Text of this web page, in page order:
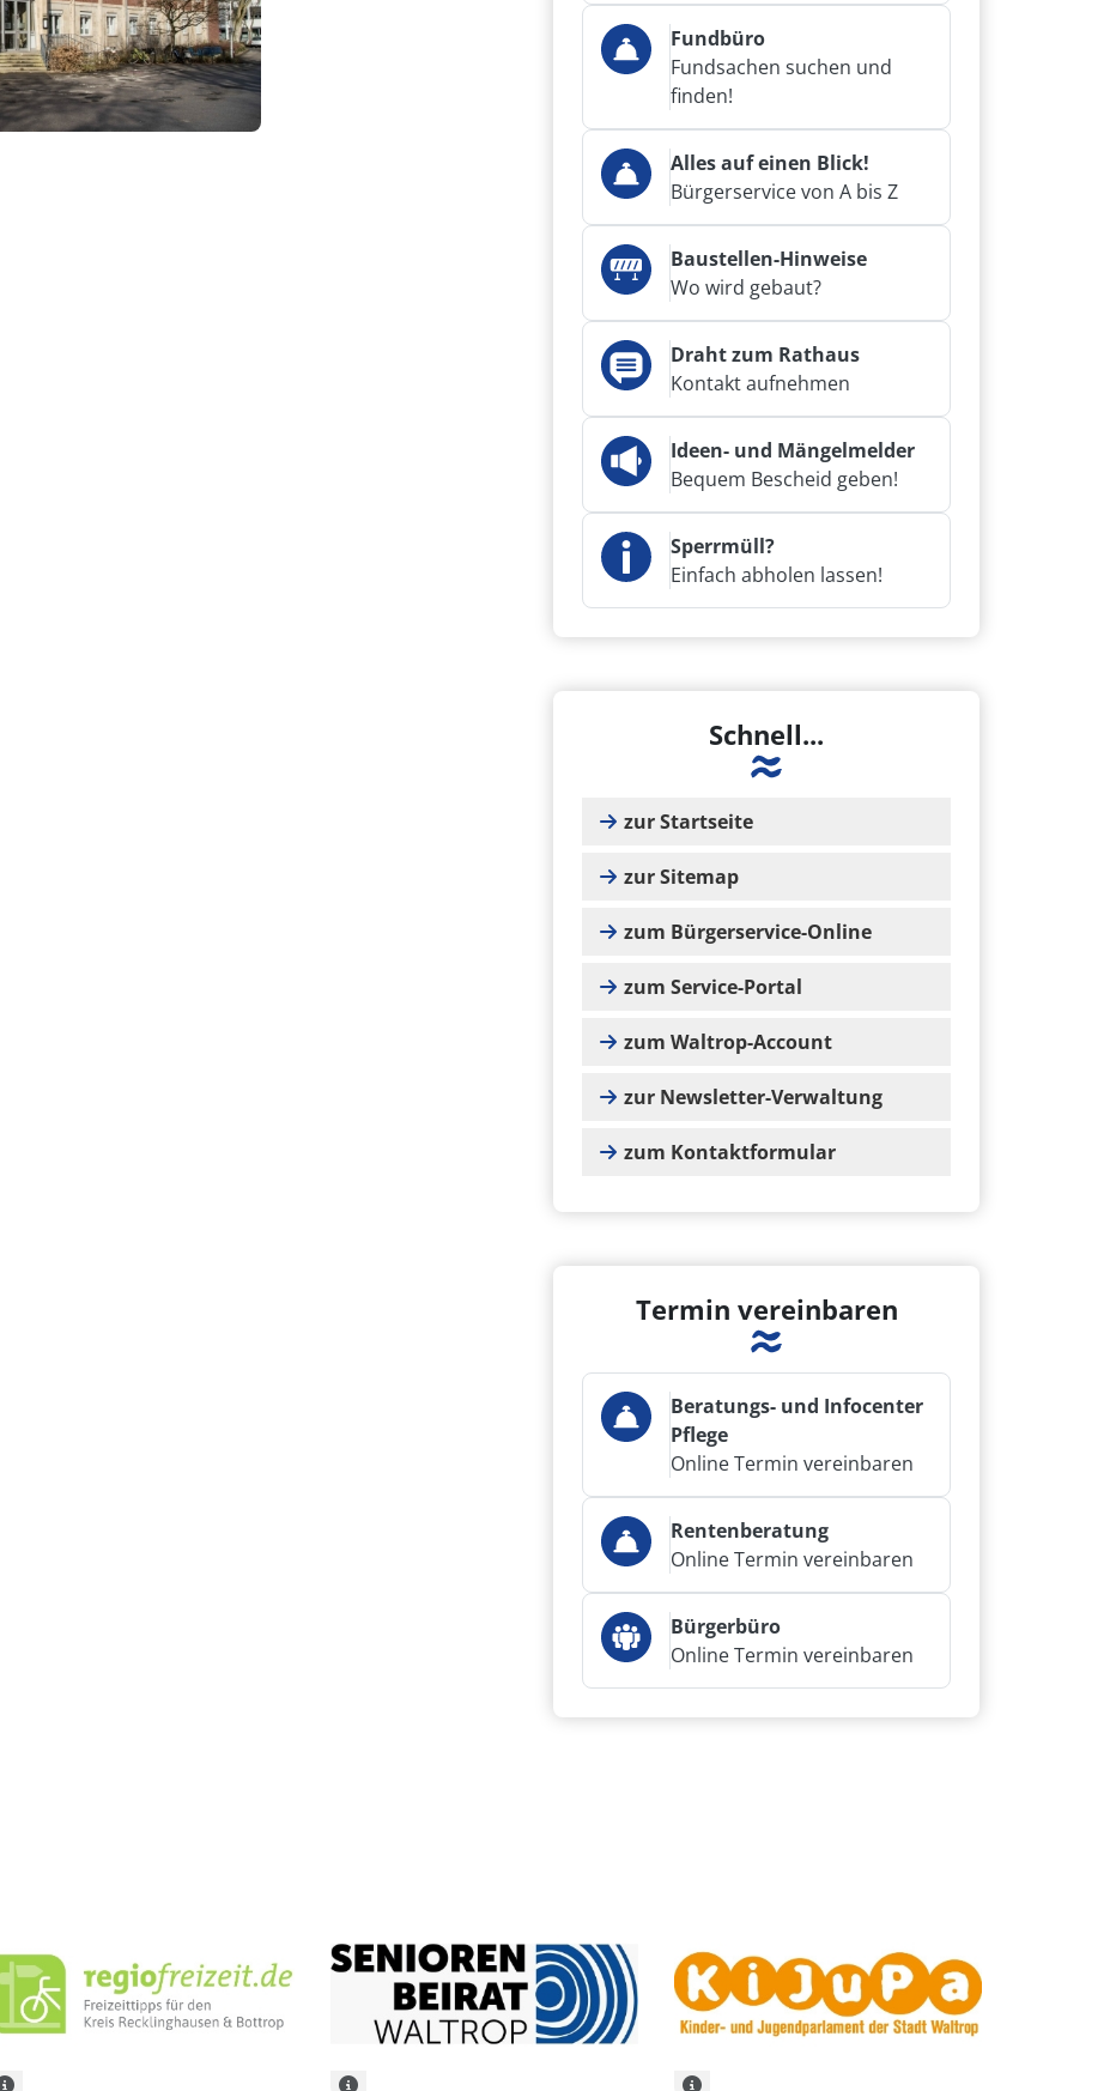
Fundbüro
Fundsachen suchen und
finden!
Alles auf einen Blick!
Bürgerservice von A bis Z
Baustellen-Hinweise
Wo wird gebaut?
Draht zum Rathaus
Kontakt aufnehmen
Ideen- und Mängelmelder
Bequem Bescheid geben!
Sperrmüll?
Einfach abholen lassen!
Schnell...
zur Startseite
zur Sitemap
zum Bürgerservice-Online
zum Service-Portal
zum Waltrop-Account
zur Newsletter-Verwaltung
zum Kontaktformular
Termin vereinbaren
Beratungs- und Infocenter
Pflege
Online Termin vereinbaren
Rentenberatung
Online Termin vereinbaren
Bürgerbüro
Online Termin vereinbaren